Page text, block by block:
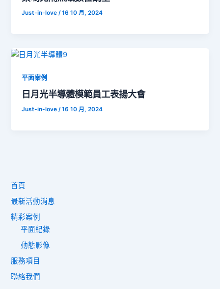
Just-in-love /16 10 月, 2024
平面案例
日月光半導體模範員工表揚大會
Just-in-love/16 10 月, 2024
首頁
最新活動消息
精彩案例
平面紀錄
動態影像
服務項目
聯絡我們